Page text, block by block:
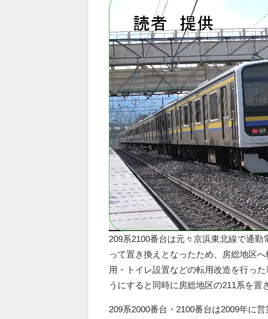
209系2100番台は元々京浜東北線で通勤
って置き換えとなったため、房総地区
用・トイレ設置などの転用改造を行っ
うにすると同時に房総地区の211系を置
209系2000番台・2100番台は2009年に